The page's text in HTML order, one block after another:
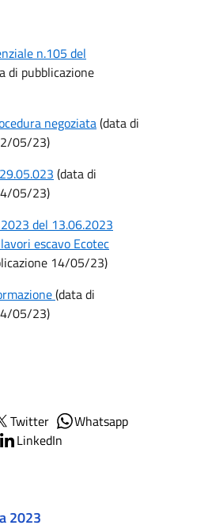
n.105 del
di pubblicazione
negoziata(data di
05/23)
(data di
05/23)
del 13.06.2023
escavo Ecotec
14/05/23)
(data di
05/23)
Twitter
Whatsapp
LinkedIn
2023